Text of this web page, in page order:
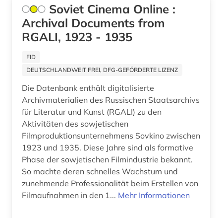
alemannisch (1)
alexander von humboldt (3)
alf laila wa-laila (2)
alfred (1)
alfred escher (1)
algebra (1)
algerien (1)
alighieri (3)
alkohol (2)
Soviet Cinema Online :
Archival Documents from
RGALI, 1923 - 1935
FID
DEUTSCHLANDWEIT FREI, DFG-GEFÖRDERTE LIZENZ
Die Datenbank enthält digitalisierte
Archivmaterialien des Russischen Staatsarchivs
für Literatur und Kunst (RGALI) zu den
Aktivitäten des sowjetischen
Filmproduktionsunternehmens Sovkino zwischen
1923 und 1935. Diese Jahre sind als formative
Phase der sowjetischen Filmindustrie bekannt.
So machte deren schnelles Wachstum und
zunehmende Professionalität beim Erstellen von
Filmaufnahmen in den 1... Mehr Informationen